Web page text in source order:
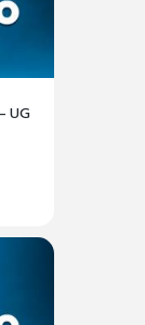
UG